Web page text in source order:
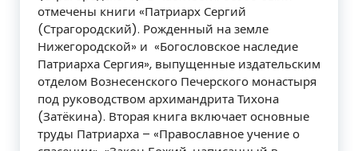
отмечены книги «Патриарх Сергий
(Страгородский). Рожденный на земле
Нижегородской» и «Богословское наследие
Патриарха Сергия», выпущенные издательским
отделом Вознесенского Печерского монастыря
под руководством архимандрита Тихона
(Затёкина). Вторая книга включает основные
труды Патриарха – «Православное учение о